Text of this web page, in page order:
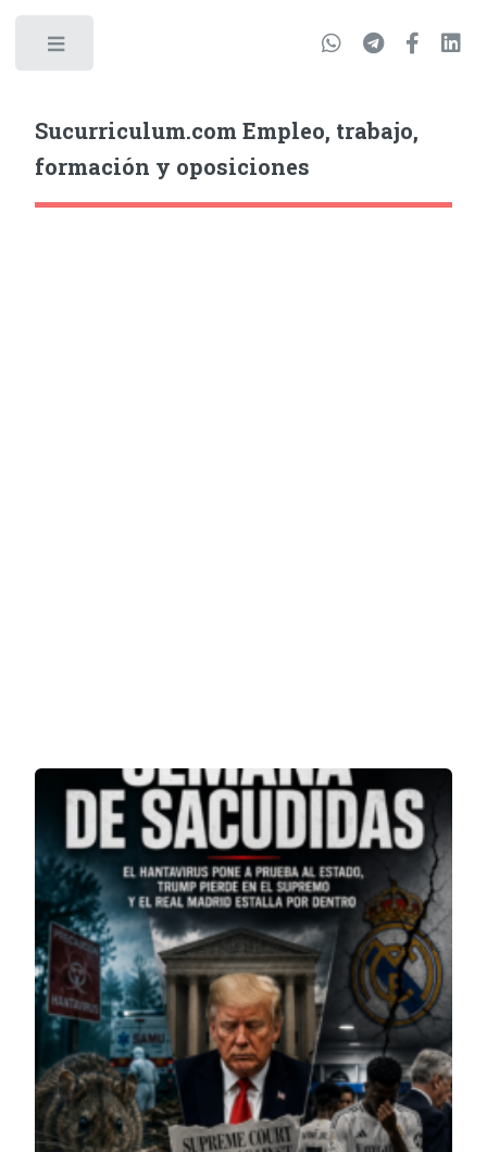
Sucurriculum.com Empleo, trabajo,
formación y oposiciones